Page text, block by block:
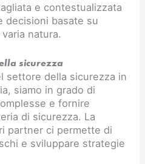
e contestualizzata
decisioni basate su
natura.
sicurezza
settore della sicurezza in
siamo in grado di
e fornire
di sicurezza. La
partner ci permette di
e sviluppare strategie